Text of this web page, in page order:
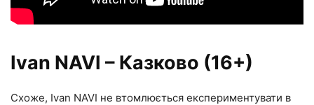
Ivan NAVI – Казково (16+)
Схоже, Ivan NAVI не втомлюється експериментувати в